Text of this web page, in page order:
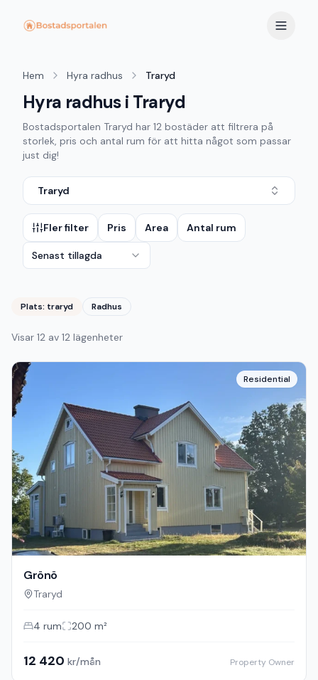
Hem Hyra radhus Traryd
Hyra radhus i Traryd
Bostadsportalen Traryd har 12 bostäder att filtrera på
storlek, pris och antal rum för att hitta något som passar
just dig!
Traryd
Fler filter Pris Area Antal rum
Senast tillagda
Plats: traryd Radhus
Visar 12 av 12 lägenheter
Residential
Grönö
Traryd
4 rum 200 m²
12 420 kr/mån Property Owner